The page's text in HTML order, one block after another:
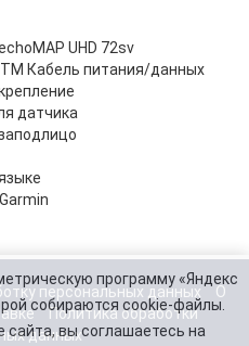
UHD 72sv
Кабель питания/данных
датчика
персональных данных
О
Политика обработки
данных
программу «Яндекс
собираются cookie-файлы.
вы соглашаетесь на